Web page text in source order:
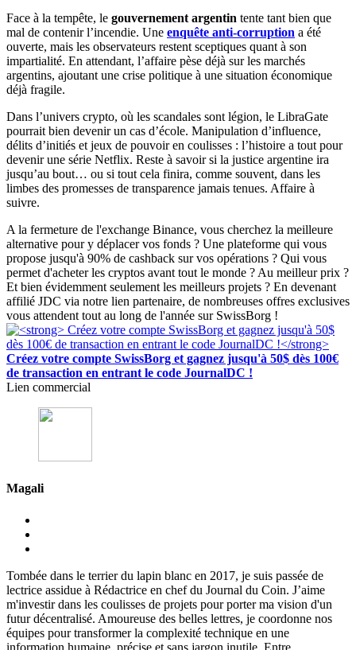
Face à la tempête, le gouvernement argentin tente tant bien que
mal de contenir l’incendie. Une enquête anti-corruption a été
ouverte, mais les observateurs restent sceptiques quant à son
impartialité. En attendant, l’affaire pèse déjà sur les marchés
argentins, ajoutant une crise politique à une situation économique
déjà fragile.
Dans l’univers crypto, où les scandales sont légion, le LibraGate
pourrait bien devenir un cas d’école. Manipulation d’influence,
délits d’initiés et jeux de pouvoir en coulisses : l’histoire a tout pour
devenir une série Netflix. Reste à savoir si la justice argentine ira
jusqu’au bout… ou si tout cela finira, comme souvent, dans les
limbes des promesses de transparence jamais tenues. Affaire à
suivre.
A la fermeture de l'exchange Binance, vous cherchez la meilleure
alternative pour y déplacer vos fonds ? Une plateforme qui vous
propose jusqu'à 90% de cashback sur vos opérations ? Qui vous
permet d'acheter les cryptos avant tout le monde ? Au meilleur prix ?
Et bien évidemment seulement les meilleurs projets ? En devenant
affilié JDC via notre lien partenaire, de nombreuses offres exclusives
vous attendent tout au long de l'année sur SwissBorg !
Créez votre compte SwissBorg et gagnez jusqu'à 50$ dès 100€
de transaction en entrant le code JournalDC !
Lien commercial
Magali
Tombée dans le terrier du lapin blanc en 2017, je suis passée de
lectrice assidue à Rédactrice en chef du Journal du Coin. J’aime
m'investir dans les coulisses de projets pour porter ma vision d'un
futur décentralisé. Amoureuse des belles lettres, je coordonne nos
équipes pour transformer la complexité technique en une
information humaine, précise et sans jargon inutile. Entre